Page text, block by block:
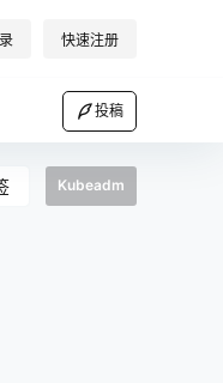
快速注册
投稿
Kubeadm